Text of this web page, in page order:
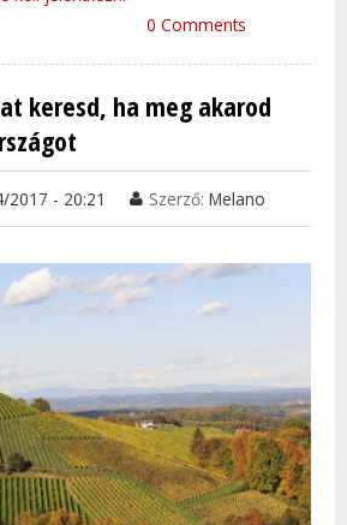
0 Comments
keresd, ha meg akarod
2017 - 20:21 Szerző: Melano